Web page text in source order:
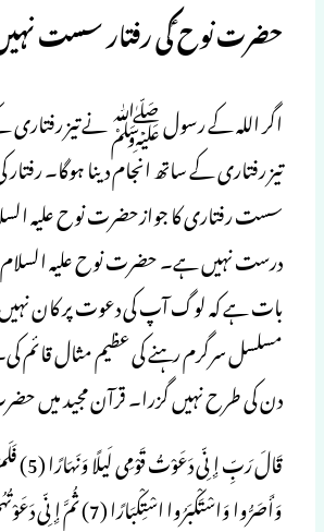
حضرت نوح ؑکی رفتار سست
اگر اللہ کے رسول ﷺ نے تیز رفتاری کے
تیز رفتاری کے ساتھ انجام دینا ہوگا۔
سست رفتاری کا جوازحضرت نوح علیہ
درست نہیں ہے۔ حضرت نوح علیہ السلام
بات ہے کہ لوگ آپ کی دعوت پر کان
مسلسل سرگرم رہنے کی عظیم مثال قائم
دن کی طرح نہیں گزرا۔ قرآن مجید میں
وَأَصَرُّوا وَاسْتَكْبَرُوا اسْتِكْبَارًا (7) ثُمَّ إِنِّی دَعَوْتُهُمْ جِهَارًا (8) ثُمَّ إِنِّی أَعْلَنْتُ لَهُمْ وَأَسْرَرْتُ لَهُمْ إِسْرَارًا [نوح: 5–9]